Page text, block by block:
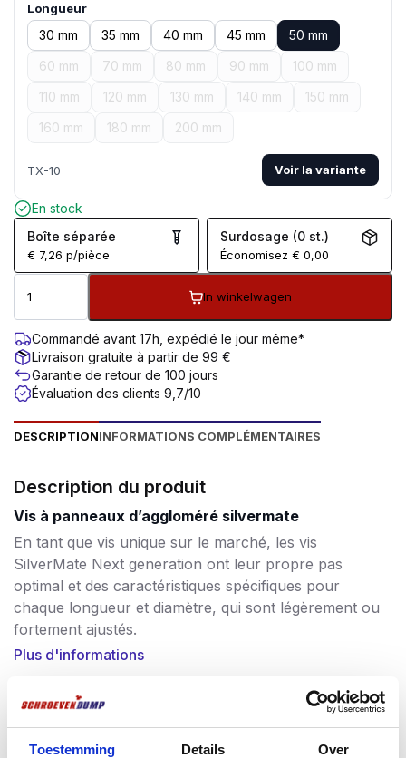
Toestemming Details Over
Longueur
30 mm 35 mm 40 mm 45 mm
50 mm
60 mm
70 mm 80 mm 90 mm
100 mm
110 mm
120 mm 130 mm 140 mm
150 mm
160 mm
180 mm 200 mm
TX-10 Voir la variante
En stock
Boîte séparée
€ 7,26 p/pièce
Surdosage (0 st.)
Économisez€ 0,00
In winkelwagen
Commandé avant 17h, expédié le jour même*
Livraison gratuite à partir de 99 €
Garantie de retour de 100 jours
Évaluation des clients 9,7/10
DESCRIPTIONINFORMATIONS COMPLÉMENTAIRES
Description du produit
Vis à panneaux d’aggloméré silvermate
En tant que vis unique sur le marché, les vis
SilverMate Next generation ont leur propre pas
optimal et des caractéristiques spécifiques pour
chaque longueur et diamètre, qui sont légèrement ou
fortement ajustés.
Les vis courtes, au contraire, ont un pas plus petit
pour obtenir une valeur d’arrachement élevée. Les vis
plus longues, de 60 à 200 mm, ont un pas de plus en
plus grand, ce qui leur permet de se visser plus
rapidement. Les visseuses actuelles sont de plus en
Plus d'informations
Souvent achetés ensemble